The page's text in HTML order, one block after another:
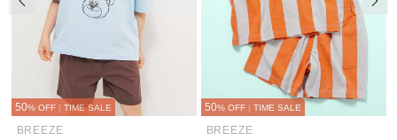
50% OFF | TIME SALE
BREEZE
50% OFF | TIME SALE
BREEZE